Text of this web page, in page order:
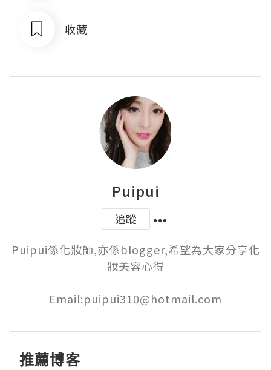
收藏
Puipui
追蹤
Puipui係化妝師,亦係blogger,希望為大家分享化
妝美容心得
Email:puipui310@hotmail.com
推薦博客